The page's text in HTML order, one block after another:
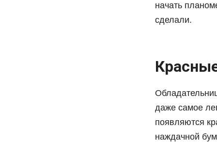
начать
сделали.
даже самое
появляются
наждачной